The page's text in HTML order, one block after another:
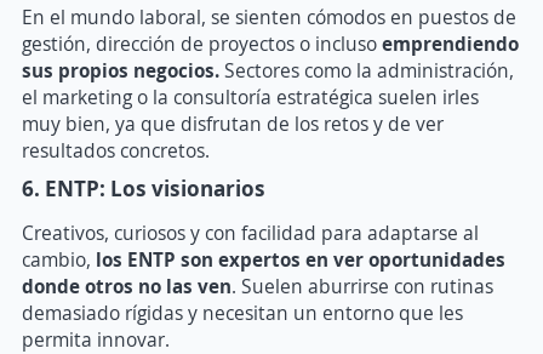
En el mundo laboral, se sienten cómodos en puestos de
gestión, dirección de proyectos o inclusoemprendiendo
sus propios negocios.Sectores como la administración,
el marketing o la consultoría estratégica suelen irles
muy bien, ya que disfrutan de los retos y de ver
resultados concretos.
6. ENTP: Los visionarios
Creativos, curiosos y con facilidad para adaptarse al
cambio, los ENTP son expertos en ver oportunidades
donde otros no las ven. Suelen aburrirse con rutinas
demasiado rígidas y necesitan un entorno que les
permita innovar.